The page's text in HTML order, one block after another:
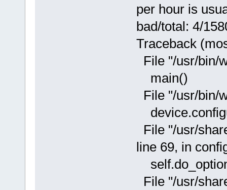
per hour is
bad/total: 4/
Traceback
File "/usr/bin/
main()
File "/usr/bin/
File "/usr/
line 69, in
File "/usr/